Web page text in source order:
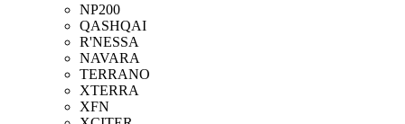
NP200
QASHQAI
R'NESSA
NAVARA
TERRANO
XTERRA
XFN